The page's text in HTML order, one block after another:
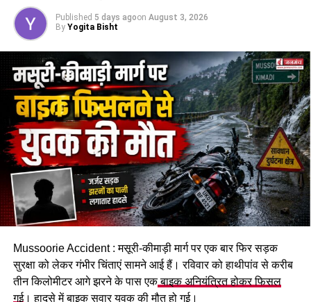
Published 5 days agoon August 3, 2026
By Yogita Bisht
Mussoorie Accident : मसूरी-कीमाड़ी मार्ग पर एक बार फिर सड़क
सुरक्षा को लेकर गंभीर चिंताएं सामने आई हैं। रविवार को हाथीपांव से करीब
तीन किलोमीटर आगे झरने के पास एकबाइक अनियंत्रित होकर फिसल
गई। हादसे में बाइक सवार युवक की मौत हो गई।